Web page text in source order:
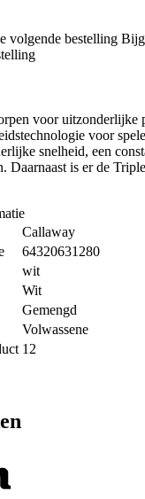
volgende bestelling
voor uitzonderlijke
voor
snelheid, een
Daarnaast is er de
Callaway
64320631280
wit
Wit
Gemengd
Volwassene
12